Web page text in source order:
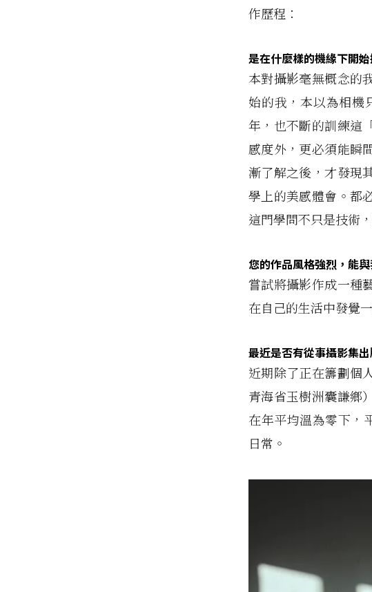
作歷程：
是在什麼樣的機緣下開
本對攝影毫無概念的
始的我，本以為相機
年，也不斷的訓練這
感度外，更必須能瞬
漸了解之後，才發現
學上的美感體會。都
這門學問不只是技術
您的作品風格強烈，能
嘗試將攝影作成一種
在自己的生活中發覺
最近是否有從事攝影集
近期除了正在籌劃個
青海省玉樹洲囊謙鄉
在年平均溫為零下，
日常。